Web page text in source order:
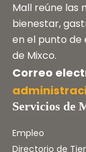
Mall reúne las
bienestar,
en el punto de
de Mixco.
Correo
Servicios de
Empleo
Directorio de